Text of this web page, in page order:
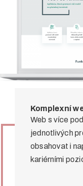
Komplexní
Web s více
jednotlivých
obsahovat i
kariérními